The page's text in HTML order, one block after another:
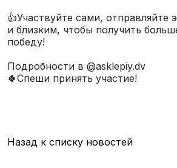
👍Участвуйте сами, отправляйте
и близким, чтобы получить
победу!
Подробности в @asklepiy.dv
🍀Спеши принять участие!
Назад к списку новостей